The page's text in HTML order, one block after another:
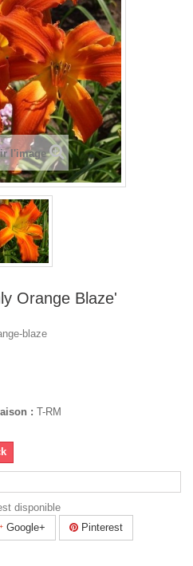
l'image
Orange Blaze'
blaze
: T-RM
disponible
Google+ Pinterest